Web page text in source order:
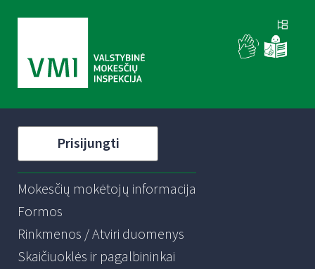
Prisijungti
Mokesčių mokėtojų informacija
Formos
Rinkmenos / Atviri duomenys
Skaičiuoklės ir pagalbininkai